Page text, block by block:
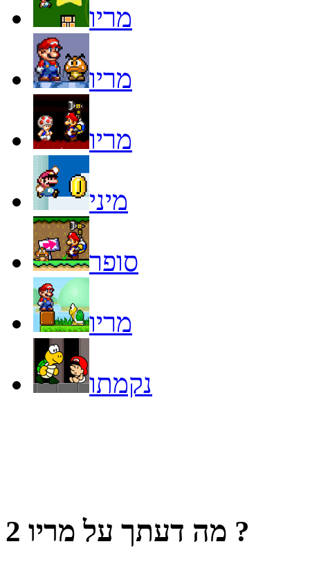
מריו
מריו
מריו
מיני
סופר
מריו
נקמתו
מה דעתך על מריו 2 ?